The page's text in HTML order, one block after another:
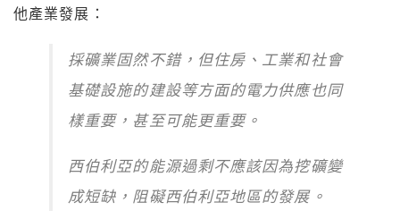
他產業發展：
採礦業固然不錯，但住房、工業和社會
基礎設施的建設等方面的電力供應也同
樣重要，甚至可能更重要。
西伯利亞的能源過剩不應該因為挖礦變
成短缺，阻礙西伯利亞地區的發展。